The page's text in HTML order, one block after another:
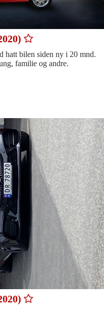
hatt bilen siden ny i 20 mnd.
familie og andre.